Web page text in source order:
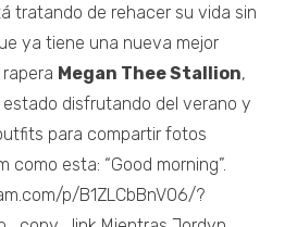
tratando de rehacer su vida sin
ya tiene una nueva mejor
Megan Thee Stallion,
disfrutando del verano y
para compartir fotos
como esta: “Good morning”.
p/B1ZLCbBnVO6/?